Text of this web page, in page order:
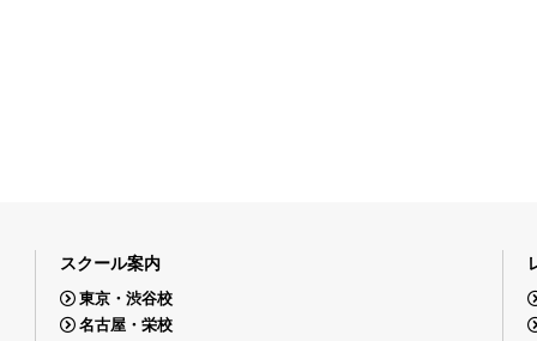
スクール案内
東京・渋谷校
名古屋・栄校